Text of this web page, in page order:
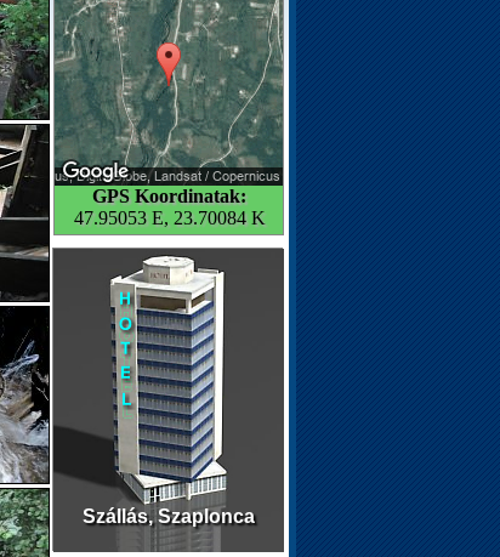
GPS Koordinatak:
47.95053 E, 23.70084 K
Szállás, Szaplonca